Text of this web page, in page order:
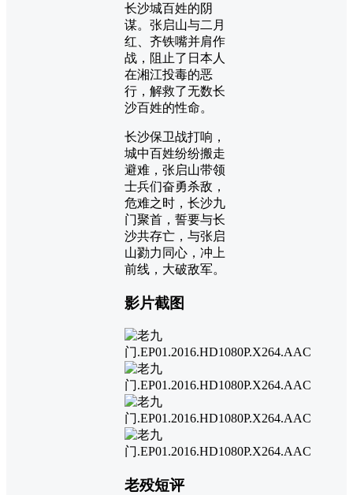
长沙城百姓的阴
谋。张启山与二月
红、齐铁嘴并肩作
战，阻止了日本人
在湘江投毒的恶
行，解救了无数长
沙百姓的性命。
长沙保卫战打响，
城中百姓纷纷搬走
避难，张启山带领
士兵们奋勇杀敌，
危难之时，长沙九
门聚首，誓要与长
沙共存亡，与张启
山勠力同心，冲上
前线，大破敌军。
影片截图
老殁短评